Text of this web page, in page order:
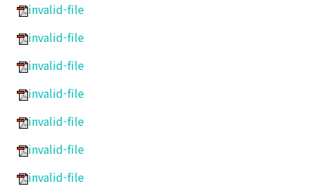
invalid-file
invalid-file
invalid-file
invalid-file
invalid-file
invalid-file
invalid-file